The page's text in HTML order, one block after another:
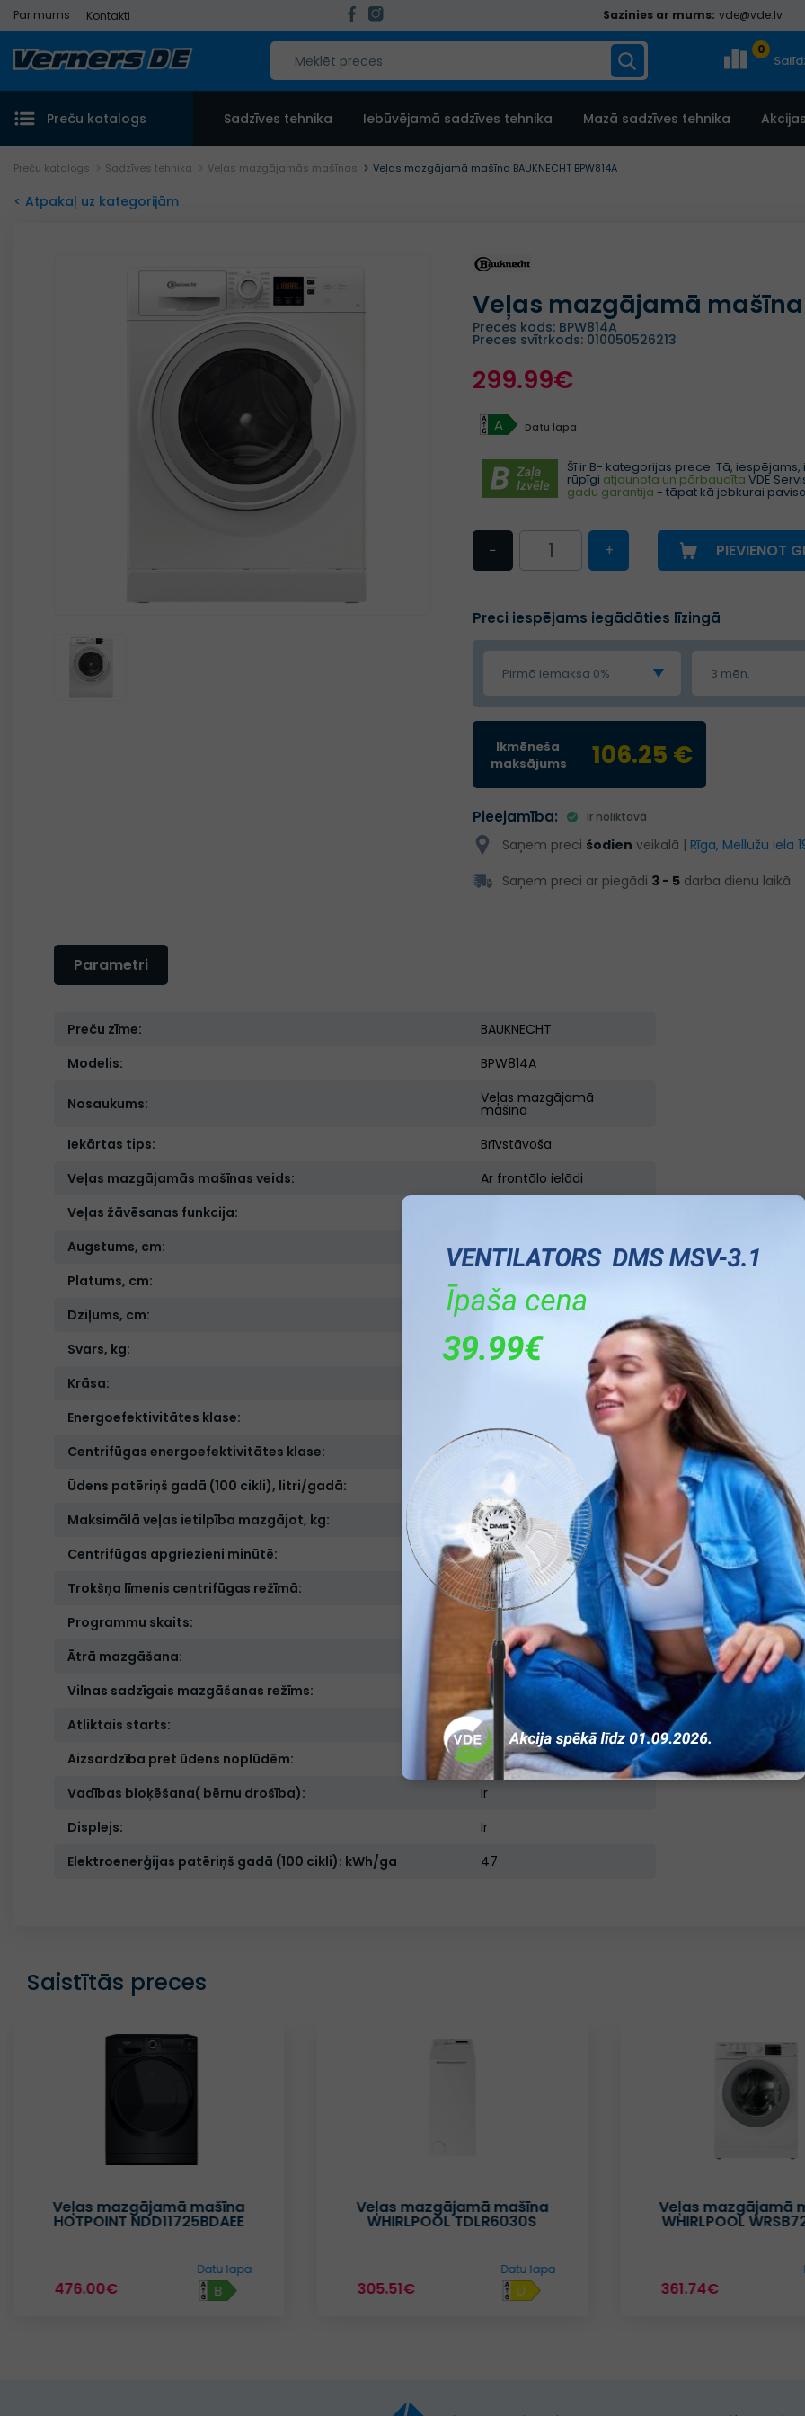
Par mums Kontakti Sazinies ar mums: vde@vde.lv
0
Preču katalogs Sadzīves tehnika Iebūvējamā sadzīves tehnika Mazā sadzīves tehnika Akcijas
Preču katalogs Sadzīves tehnika Veļas mazgājamās mašīnas Veļas mazgājamā mašīna BAUKNECHT BPW814A
< Atpakaļ uz kategorijām
Veļas mazgājamā mašīna
Preces kods: BPW814A
Preces svītrkods: 010050526213
299.99€
A Datu lapa
Šī ir B- kategorijas prece. Tā,
rūpīgi atjaunota un pārbaudīta VDE
gadu garantija - tāpat kā jebkurai
− + PIEVIENOT
Preci iespējams iegādāties līzingā
Pirmā iemaksa 0% 3 mēn.
Ikmēneša
maksājums
106.25 €
Pieejamība: Ir noliktavā
Saņem preci šodien veikalā | Rīga, Mellužu iela
Saņem preci ar piegādi 3 - 5 darba dienu laikā
Parametri
Preču zīme:
BAUKNECHT
Modelis:
BPW814A
Nosaukums: Veļas mazgājamā
mašīna
Iekārtas tips:
Brīvstāvoša
Veļas mazgājamās mašīnas veids:
Ar frontālo ielādi
Veļas žāvēsanas funkcija:
Augstums, cm:
85
Platums, cm:
Dziļums, cm:
60,5
Svars, kg:
68,5
Krāsa:
Energoefektivitātes klase:
Centrifūgas energoefektivitātes klase:
B
Ūdens patēriņš gadā (100 cikli), litri/gadā:
4800
Maksimālā veļas ietilpība mazgājot, kg:
8
Centrifūgas apgriezieni minūtē:
1400
Trokšņa līmenis centrifūgas režīmā:
76
Programmu skaits:
Ātrā mazgāšana:
Vilnas sadzīgais mazgāšanas režīms:
Ir
Atliktais starts:
Ir
Aizsardzība pret ūdens noplūdēm:
Ir
Vadības bloķēšana( bērnu drošība):
Ir
Displejs:
Ir
Elektroenerģijas patēriņš gadā (100 cikli): kWh/ga
47
Saistītās preces
Veļas mazgājamā mašīna
HOTPOINT NDD11725BDAEE
476.00€ B
Datu lapa
Veļas mazgājamā mašīna
WHIRLPOOL TDLR6030S
305.51€ D
Datu lapa
Veļas mazgājamā
WHIRLPOOL
361.74€